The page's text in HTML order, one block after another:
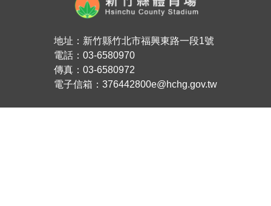
地址：新竹縣竹北市福興東路一段1號
電話：03-6580970
傳真：03-6580972
電子信箱：376442800e@hchg.gov.tw